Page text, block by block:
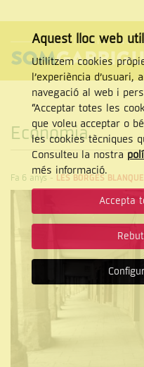
NAVEGACIÓ
Cercar
Economia
Fa 6 anys-LES BORGES
Aquest lloc web
Utilitzem cookies
l’experiència
navegació al web i
“Acceptar totes les
que voleu acceptar o
les cookies tècniques
Consulteu la nostra
més informació.
Accepta